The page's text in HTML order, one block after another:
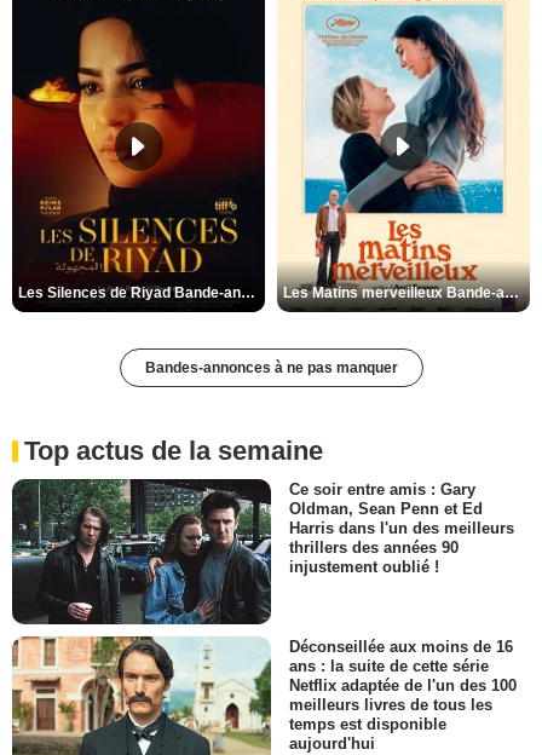
Les Silences de Riyad Bande-annonce VO STFR Les Matins merveilleux Bande-annonce VF
Bandes-annonces à ne pas manquer
Top actus de la semaine
Ce soir entre amis : Gary
Oldman, Sean Penn et Ed
Harris dans l'un des meilleurs
thrillers des années 90
injustement oublié !
Déconseillée aux moins de 16
ans : la suite de cette série
Netflix adaptée de l'un des 100
meilleurs livres de tous les
temps est disponible
aujourd'hui